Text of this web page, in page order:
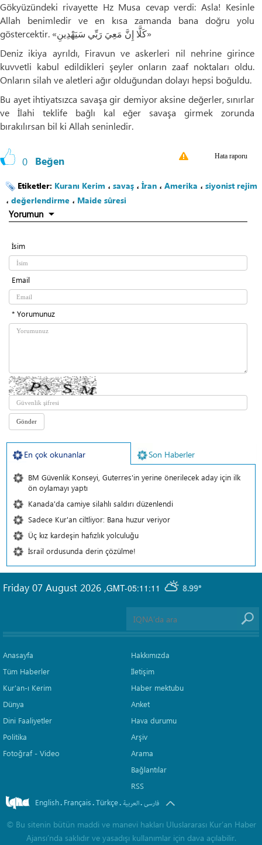
Gökyüzündeki rivayette Hz Musa cevap verdi: Asla! Kesinle
Allah benimledir ve en kısa zamanda bana doğru yolu
göstercektir. «كَلَّا إِنَّ مَعِيَ رَبِّي سَيَهْدِينِ»
Deniz ikiya ayrıldı, Firavun ve askerleri nil nehrine girince
kuvvetli kabul edildikleri şeyler onların zaaf noktaları oldu.
Onların silah ve aletleri ağır olduğundan dolayı hepsi boğuldu.
Bu ayet ihtiyatsızca savaşa gir demiyor aksine değerler, sınırlar
ve İlahi teklife bağlı kal eğer savaşa girmek zorunda
bırakılırsan bil ki Allah seninledir.
0 Beğen Hata raporu
Etiketler: Kuranı Kerim ، savaş ، İran ، Amerika ، siyonist rejim
، değerlendirme ، Maide sûresi
Yorumun
İsim
Email
* Yorumunuz
En çok okunanlar Son Haberler
BM Güvenlik Konseyi, Guterres'in yerine önerilecek aday için ilk
ön oylamayı yaptı
Kanada'da camiye silahlı saldırı düzenlendi
Sadece Kur'an ciltliyor: Bana huzur veriyor
Üç kız kardeşin hafızlık yolculuğu
İsrail ordusunda derin çözülme!
GMT-05:11:11 8.99°
Friday 07 August 2026 ,
Anasayfa
Tüm Haberler
Kur'an-ı Kerim
Dünya
Dini Faaliyetler
Politika
Fotoğraf - Video
Hakkımızda
İletişim
Haber mektubu
Anket
Hava durumu
Arşiv
Arama
Bağlantılar
RSS
English. Français.Türkçe. العربیة.فارسی
© Bu sitenin bütün maddi ve manevi hakları Uluslararası Kur’an Haber
Ajansı’nda saklıdır ve yasadışı kullanımlar için dava açılabilir.